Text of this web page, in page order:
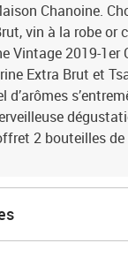
Chanoine.
vin à la robe or
Vintage 2019-1er
Extra Brut et
d’arômes
2 bouteilles